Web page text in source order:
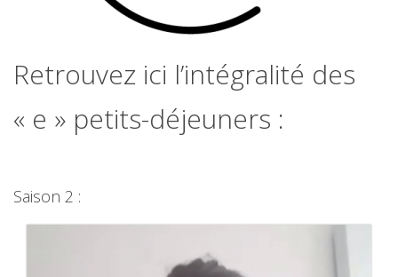
Retrouvez ici l’intégralité des
« e » petits-déjeuners :
Saison 2 :